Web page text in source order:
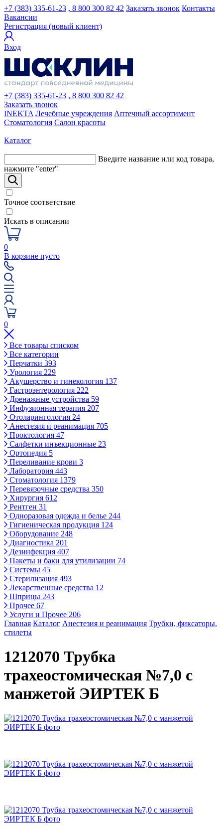
+7 (383) 335-61-23 , 8 800 300 82 42 Заказать звонок Контакты
Вакансии
Регистрация (новый клиент)
Вход
+7 (383) 335-61-23 , 8 800 300 82 42
Заказать звонок
INEKTA Лечебные учреждения Аптечный ассортимент
Стоматология Салон красоты
Каталог
Введите название или код товара,
нажмите "enter"
Точное соответствие
Искать в описании
0
В корзине пусто
0
Все товары списком
Все категории
Перчатки 393
Урология 229
Акушерство и гинекология 137
Гастроэнтерология 222
Дренажные устройства 59
Инфузионная терапия 207
Отоларингология 24
Анестезия и реанимация 705
Проктология 47
Салфетки инъекционные 23
Ортопедия 5
Переливание крови 3
Лаборатория 443
Стоматология 1379
Перевязочные средства 350
Хирургия 612
Рентген 31
Одноразовая одежда и белье 244
Гигиеническая продукция 124
Оборудование 248
Диагностика 201
Дезинфекция 407
Пакеты и баки для утилизации 74
Системы 45
Стерилизация 493
Лекарственные средства 12
Шприцы 243
Прочее 67
Услуги и Прочее 206
Главная Каталог Анестезия и реанимация Трубки, фиксаторы,
стилеты
1212070 Трубка
трахеостомическая №7,0 с
манжетой ЭИРТЕК Б